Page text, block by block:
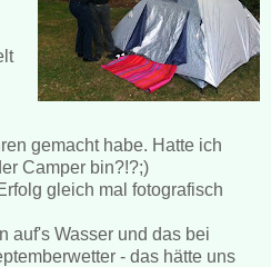
gemacht habe. Hatte ich
Camper bin?!?;)
gleich mal fotografisch
auf's Wasser und das bei
- das hätte uns